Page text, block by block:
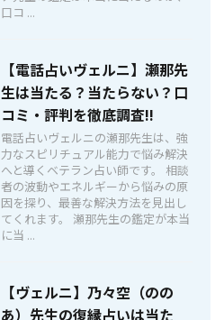
口コ ...
【電話占いヴェルニ】瀬那先
生は当たる？当たらない？口
コミ・評判を徹底調査!!
電話占いヴェルニの瀬那先生は、強
力なスピリチュアル能力で悩み解決
へと導くベテラン占い師です。 相談
者の波動やエネルギーから悩みの原
因を探り、最善な解決方法を見出し
てくれます。 瀬那先生の鑑定が本当
に当 ...
【ヴェルニ】乃々空（のの
あ）先生の復縁占いは当た